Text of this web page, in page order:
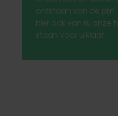
ontstaan van de
hier ook van is, onze
staan voor u klaar.